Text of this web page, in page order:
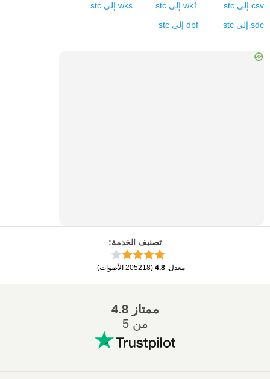
csv إلى stc
wk1 إلى stc
wks إلى stc
sdc إلى stc
dbf إلى stc
تصنيف الخدمة:
معدل:
4.8
(
205218 الأصوات)
ممتاز 4.8
من 5